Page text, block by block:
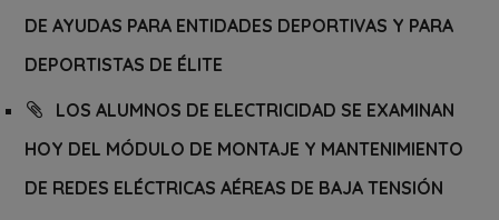
DE AYUDAS PARA ENTIDADES DEPORTIVAS Y PARA
DEPORTISTAS DE ÉLITE
LOS ALUMNOS DE ELECTRICIDAD SE EXAMINAN
HOY DEL MÓDULO DE MONTAJE Y MANTENIMIENTO
DE REDES ELÉCTRICAS AÉREAS DE BAJA TENSIÓN